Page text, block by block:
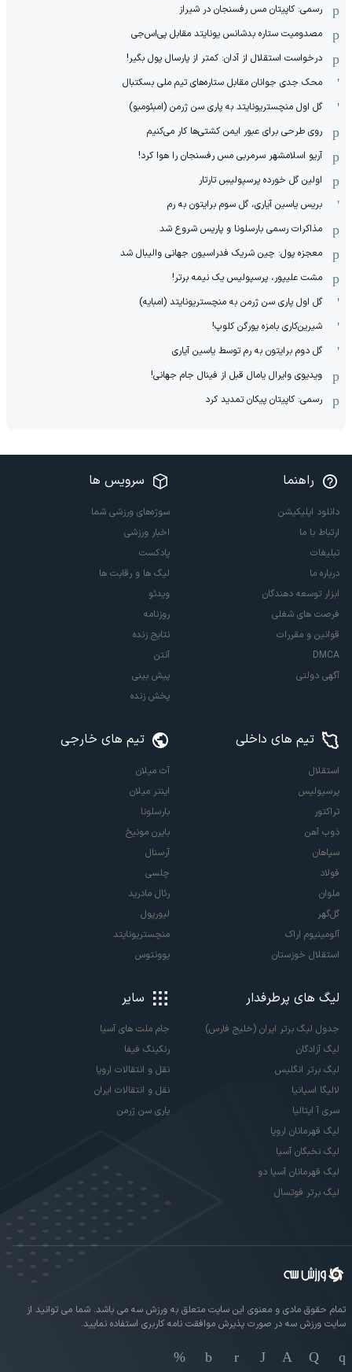
رسمی: کاپیتان مس رفسنجان در شیراز
مصدومیت ستاره بدشانس یونایتد مقابل پی‌اس‌جی
درخواست استقلال از آدان: کمتر از پارسال پول بگیر!
محک جدی ‌جوانان مقابل ستاره‌های تیم ملی بسکتبال
گل اول منچستریونایتد به پاری سن ژرمن (امبئومبو)
روی طرحی برای عبور ایمن کشتی‌ها کار می‌کنیم
آریو اسلامشهر سرمربی مس رفسنجان را هوا کرد!
اولین گل خورده پرسپولیسِ تارتار
بریس یاسین آیاری، گل سوم برایتون به رم
مذاکرات رسمی بارسلونا و پاریس شروع شد
معجزه پول: چین شریک فدراسیون جهانی والیبال شد
مشت علیپور، پرسپولیس یک نیمه برتر!
گل اول پاری سن ژرمن به منچستریونایتد (امبایه)
شیرین‌کاری بامزه یورگن کلوپ!
گل دوم برایتون به رم توسط یاسین آیاری
ویدیوی وایرال یامال قبل از فینال جام جهانی!
رسمی: کاپیتان پیکان تمدید کرد
راهنما
دانلود اپلیکیشن
ارتباط با ما
تبلیغات
درباره ما
ابزار توسعه دهندگان
فرصت های شغلی
قوانین و مقررات
DMCA
آگهی دولتی
سرویس ها
سوژه‌های ورزشی شما
اخبار ورزشی
پادکست
لیگ ها و رقابت ها
ویدئو
روزنامه
نتایج زنده
آنتن
پیش بینی
پخش زنده
تیم های داخلی
استقلال
پرسپولیس
تراکتور
ذوب آهن
سپاهان
فولاد
ملوان
گل‌گهر
آلومینیوم اراک
استقلال خوزستان
تیم های خارجی
آث میلان
اینتر میلان
بارسلونا
بایرن مونیخ
آرسنال
چلسی
رئال مادرید
لیورپول
منچستریونایتد
یوونتوس
لیگ های پرطرفدار
جدول لیگ برتر ایران (خلیج فارس)
لیگ آزادگان
لیگ برتر انگلیس
لالیگا اسپانیا
سری آ ایتالیا
لیگ قهرمانان اروپا
لیگ نخبگان آسیا
لیگ قهرمانان آسیا دو
لیگ برتر فوتسال
سایر
جام ملت های آسیا
رنکینگ فیفا
نقل و انتقالات اروپا
نقل و انتقالات ایران
پاری سن ژرمن
تمام حقوق مادی و معنوی این سایت متعلق به ورزش سه می باشد. شما می توانید از
سایت ورزش سه در صورت پذیرش موافقت نامه کاربری استفاده نمایید.